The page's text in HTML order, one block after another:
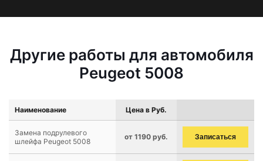
Другие работы для автомобиля
Peugeot 5008
Наименование Цена в Руб.
Замена подрулевого
шлейфа Peugeot 5008
от 1190 руб. Записаться